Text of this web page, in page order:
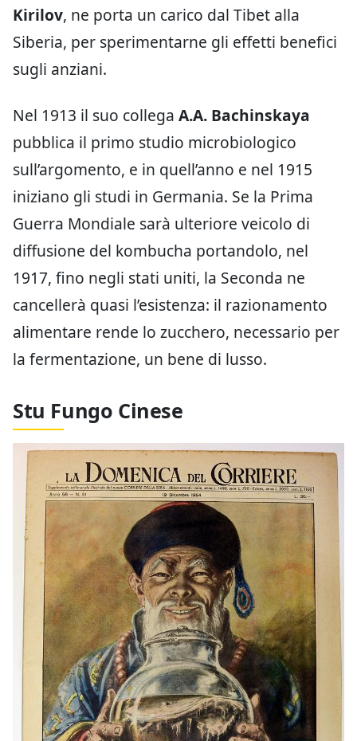
Kirilov, ne porta un carico dal Tibet alla
Siberia, per sperimentarne gli effetti benefici
sugli anziani.
Nel 1913 il suo collega A.A. Bachinskaya
pubblica il primo studio microbiologico
sull’argomento, e in quell’anno e nel 1915
iniziano gli studi in Germania. Se la Prima
Guerra Mondiale sarà ulteriore veicolo di
diffusione del kombucha portandolo, nel
1917, fino negli stati uniti, la Seconda ne
cancellerà quasi l’esistenza: il razionamento
alimentare rende lo zucchero, necessario per
la fermentazione, un bene di lusso.
Stu Fungo Cinese